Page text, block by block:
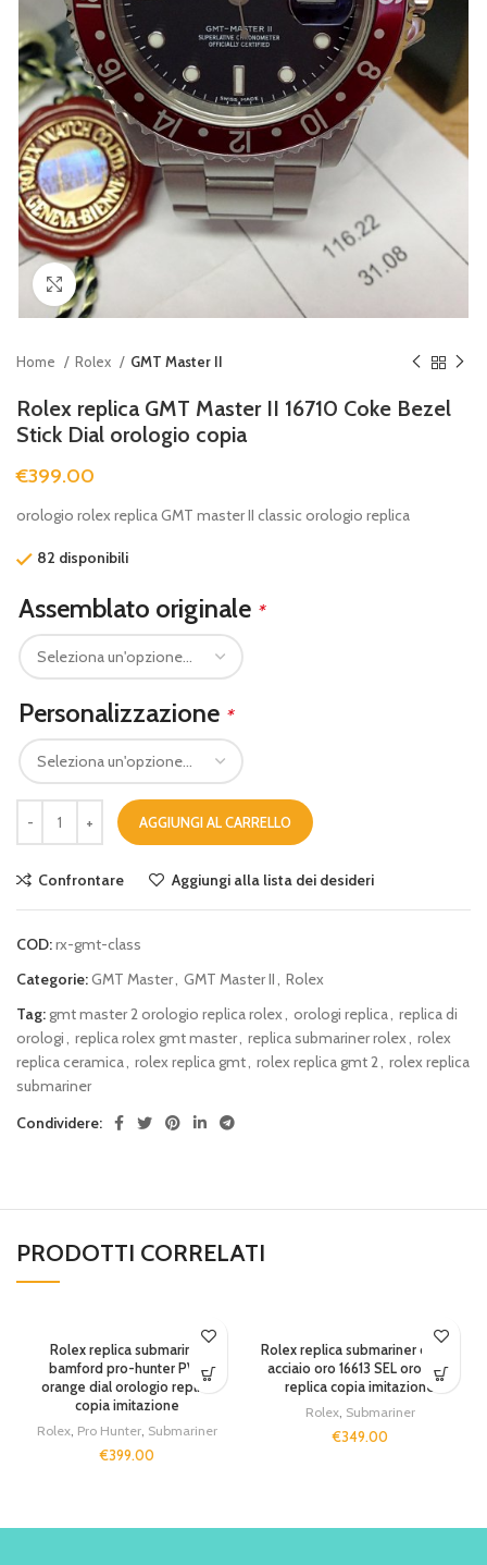
Clicca per ingrandire
Home Rolex GMT Master II
Rolex replica GMT Master II 16710 Coke Bezel
Stick Dial orologio copia
€399.00
orologio rolex replica GMT master II classic orologio replica
82 disponibili
Assemblato originale *
Personalizzazione *
AGGIUNGI AL CARRELLO
Confrontare Aggiungi alla lista dei desideri
COD:rx-gmt-class
Categorie:GMT Master, GMT Master II, Rolex
Tag:gmt master 2 orologio replica rolex, orologi replica, replica di
orologi, replica rolex gmt master, replica submariner rolex, rolex
replica ceramica, rolex replica gmt, rolex replica gmt 2, rolex replica
submariner
Condividere:
PRODOTTI CORRELATI
Rolex replica submariner
bamford pro-hunter PVD
orange dial orologio replica
copia imitazione
Rolex, Pro Hunter, Submariner
€399.00
Rolex replica submariner classic
acciaio oro 16613 SEL orologio
replica copia imitazione
Rolex, Submariner
€349.00